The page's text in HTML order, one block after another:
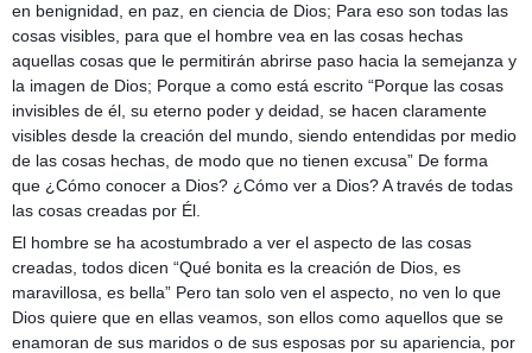
en benignidad, en paz, en ciencia de Dios; Para eso son todas las
cosas visibles, para que el hombre vea en las cosas hechas
aquellas cosas que le permitirán abrirse paso hacia la semejanza y
la imagen de Dios; Porque a como está escrito “Porque las cosas
invisibles de él, su eterno poder y deidad, se hacen claramente
visibles desde la creación del mundo, siendo entendidas por medio
de las cosas hechas, de modo que no tienen excusa” De forma
que ¿Cómo conocer a Dios? ¿Cómo ver a Dios? A través de todas
las cosas creadas por Él.
El hombre se ha acostumbrado a ver el aspecto de las cosas
creadas, todos dicen “Qué bonita es la creación de Dios, es
maravillosa, es bella” Pero tan solo ven el aspecto, no ven lo que
Dios quiere que en ellas veamos, son ellos como aquellos que se
enamoran de sus maridos o de sus esposas por su apariencia, por